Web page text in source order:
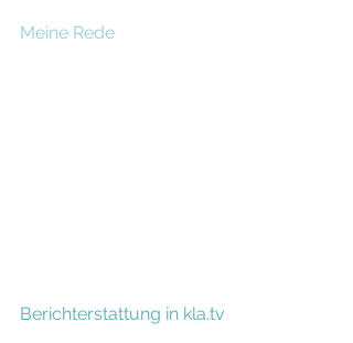
Meine Rede
Berichterstattung in kla.tv